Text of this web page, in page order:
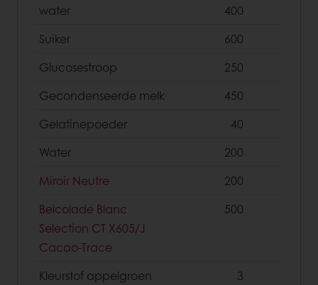
water
400
Suiker
600
Glucosestroop
250
Gecondenseerde melk
450
Gelatinepoeder
40
Water
200
Miroir Neutre
200
Belcolade Blanc
Selection CT X605/J
Cacao-Trace
500
Kleurstof appelgroen
3